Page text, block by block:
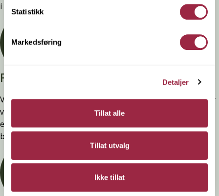
Statistikk
Markedsføring
Detaljer
Tillat alle
Tillat utvalg
Ikke tillat
i våre FDV-er.
Privatperson?
Vi selger ingen varer direkte til privatpersoner. Alt salg går
via byggevarehandelen. Har du spørsmål om pris, produkt
eller tilgjengelighet, ta kontakt med din lokale
byggevarebutikk.